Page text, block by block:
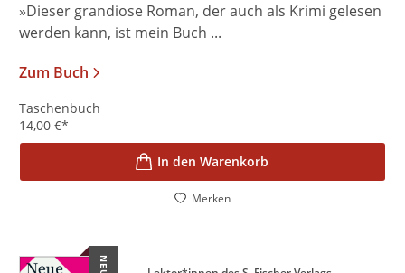
»Dieser grandiose Roman, der auch als Krimi gelesen
werden kann, ist mein Buch ...
Zum Buch
Taschenbuch
14,00 €*
In den Warenkorb
Merken
NEU